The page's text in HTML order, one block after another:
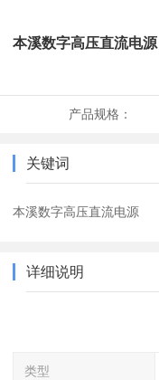
本溪数字高压直流电源
产品规格：
关键词
本溪数字高压直流电源
详细说明
类型